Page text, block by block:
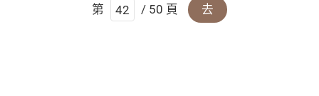
第 / 50 頁 去